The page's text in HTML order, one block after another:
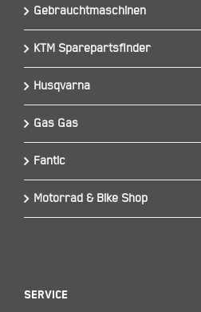
Gebrauchtmaschinen
KTM Sparepartsfinder
Husqvarna
Gas Gas
Fantic
Motorrad & Bike Shop
Service